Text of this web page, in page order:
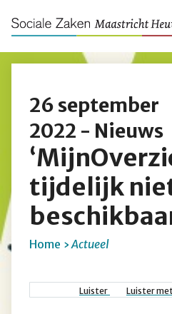
26 september
2022 - Nieuws
tijdelijk
Kruimelpad
Home Actueel
Luister Luister